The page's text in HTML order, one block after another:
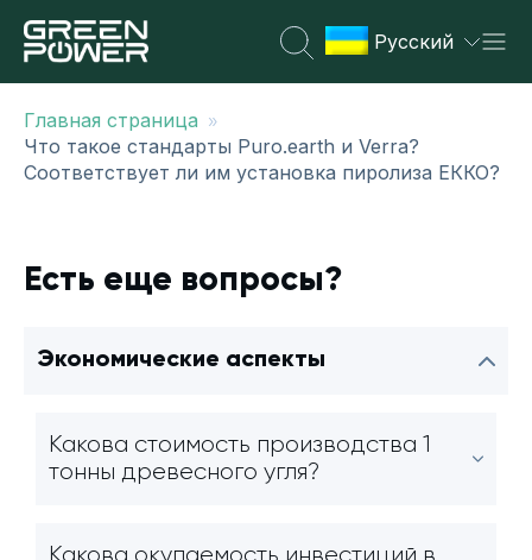
Русский
Главная страница »
Что такое стандарты Puro.earth и Verra?
Соответствует ли им установка пиролиза ЕККО?
Есть еще вопросы?
Экономические аспекты
Какова стоимость производства 1
тонны древесного угля?
Какова окупаемость инвестиций в